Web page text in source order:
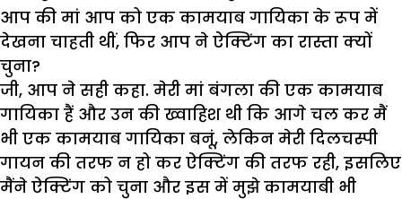
आप की मां आप को एक कामयाब गायिका के रूप में
देखना चाहती थीं, फिर आप ने ऐक्टिंग का रास्ता क्यों
चुना?
जी, आप ने सही कहा. मेरी मां बंगला की एक कामयाब
गायिका हैं और उन की ख्वाहिश थी कि आगे चल कर मैं
भी एक कामयाब गायिका बनूं, लेकिन मेरी दिलचस्पी
गायन की तरफ न हो कर ऐक्टिंग की तरफ रही, इसलिए
मैंने ऐक्टिंग को चुना और इस में मुझे कामयाबी भी